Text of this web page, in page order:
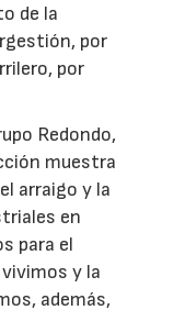
de la
por
por
Redondo,
muestra
arraigo y la
en
para el
y la
además,